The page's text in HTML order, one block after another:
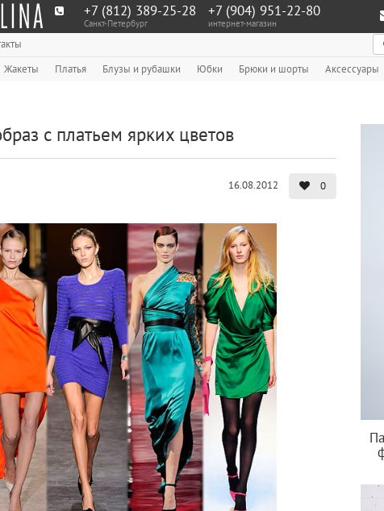
+7 (812) 389-25-28
Санкт-Петербург
+7 (904) 951‑22‑80
интернет-магазин
Жакеты Платья Блузы и рубашки Юбки Брюки и шорты Аксессуары
с платьем ярких цветов
16.08.2012 0